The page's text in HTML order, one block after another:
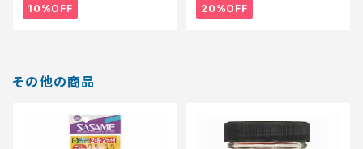
10%OFF 20%OFF
その他の商品